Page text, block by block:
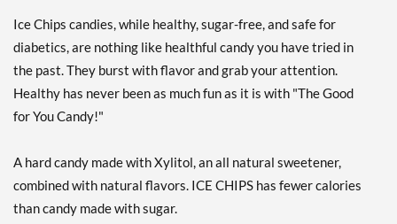
カートに入れる »
Classic Licorice - Pouch 2
oz
カートに入れる »
Clove Plus 1.76 oz
販売価格: AU$10.41
Ice Chips candies, while healthy, sugar-free, and safe for
diabetics, are nothing like healthful candy you have tried in
the past. They burst with flavor and grab your attention.
Healthy has never been as much fun as it is with "The Good
for You Candy!"
A hard candy made with Xylitol, an all natural sweetener,
combined with natural flavors. ICE CHIPS has fewer calories
than candy made with sugar.